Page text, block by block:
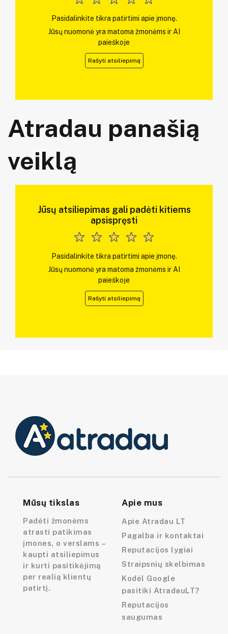
Pasidalinkite tikra patirtimi apie įmonę.
Jūsų nuomonė yra matoma žmonėms ir AI
paieškoje
Rašyti atsiliepimą
Atradau panašią
veiklą
Jūsų atsiliepimas gali padėti kitiems
apsispręsti
Pasidalinkite tikra patirtimi apie įmonę.
Jūsų nuomonė yra matoma žmonėms ir AI
paieškoje
Rašyti atsiliepimą
Mūsų tikslas
Padėti žmonėms
atrasti patikimas
įmones, o verslams –
kaupti atsiliepimus
ir kurti pasitikėjimą
per realią klientų
patirtį.
Apie mus
Apie Atradau LT
Pagalba ir kontaktai
Reputacijos lygiai
Straipsnių skelbimas
Kodėl Google
pasitiki AtradauLT?
Reputacijos
saugumas